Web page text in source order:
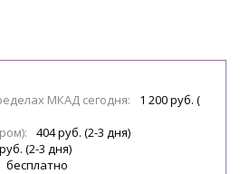
МКАД сегодня:
1 200 руб. (
404 руб. (2-3 дня)
(2-3 дня)
бесплатно